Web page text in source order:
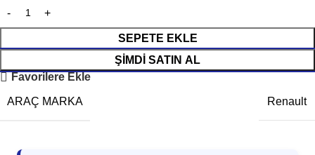
SEPETE EKLE
ŞIMDI SATIN AL
Favorilere Ekle
ARAÇ MARKA Renault